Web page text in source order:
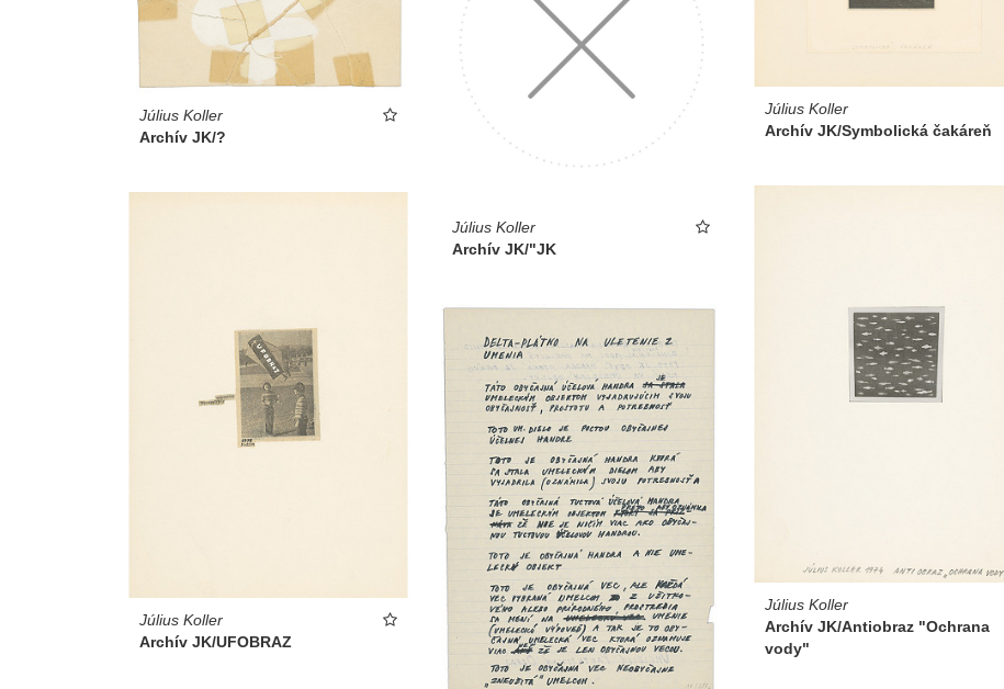
Július Koller
Archív JK/?
Július Koller
Archív JK/"JK
Július Koller
Archív JK/Symbolická čakáreň
Július Koller
Archív JK/Antiobraz "Ochrana
vody"
Július Koller
Archív JK/UFOBRAZ